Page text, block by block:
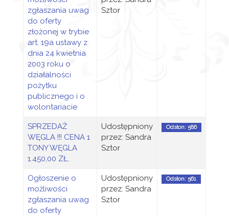
zgłaszania uwag
do oferty
złożonej w trybie
art. 19a ustawy z
dnia 24 kwietnia
2003 roku o
działalności
pożytku
publicznego i o
wolontariacie
Sztor
SPRZEDAŻ
WĘGLA !!! CENA 1
TONY WĘGLA
1.450,00 ZŁ.
Udostępniony
przez: Sandra
Sztor
Odsłon: 586
Ogłoszenie o
możliwości
zgłaszania uwag
do oferty
Udostępniony
przez: Sandra
Sztor
Odsłon: 561